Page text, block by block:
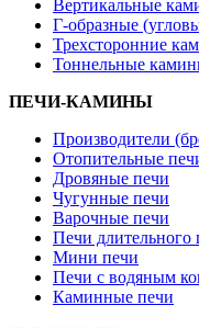
Вертикальные
Г-образные
Трехсторонние
Тоннельные
ПЕЧИ-КАМИНЫ
Производители
Отопительные
Дровяные печи
Чугунные печи
Варочные печи
Печи длительного
Мини печи
Печи с водяным
Каминные печи